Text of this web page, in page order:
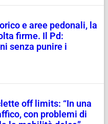
e aree pedonali, la
firme. Il Pd:
senza punire i
off limits: “In una
con problemi di